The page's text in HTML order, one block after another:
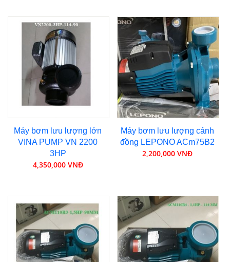
Máy bơm lưu lượng lớn
VINA PUMP VN 2200
3HP
4,350,000 VNĐ
Máy bơm lưu lượng cánh
đồng LEPONO ACm75B2
2,200,000 VNĐ